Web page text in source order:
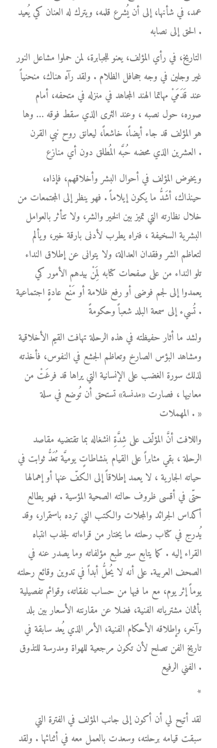
عمد، في شأنها، إلى أن يُشرع قلمه، ويترك له العنان كي يُعيد
الحق إلى نصابه .
التاريخ، في رأي المؤلف، يعنو للجبابرة، لمن حملوا مشاعل النور
غير وجلين في وجه جحافل الظلام . ولقد رآه هناك، منحنياً
عند قَدَمَيْ مهاتما الهند المجاهد في منزله في متحفه، أمام
صوره، حول نصبه ، وعند الثرى الذي سقط فوقه … وها
هو المؤلف قد جاء أيضاً، خاشعاً، ليعانق روح نبي القرن
العشرين الذي محضه حُبَّه المُطلق دون أي منازع .
ويخوض المؤلف في أحوال البشر وأخلاقهم، فإذاه،
حينذاك، أشَدُّ ما يكون إيلاماً . فهو ينظر إلى المجتمعات من
خلال نظارته التي تميز بين الخير والشر، ولا تتأثر بالعوامل
البشرية السخيفة ، فنراه يطرب لأدنى بارقة خير، ويألم
لتعاظم الشر وفقدان العدالة، ولا يتوانى عن إطلاق النداء
تلو النداء من على صفحات كتابه لِمَنْ بيدهم الأمور كي
يعمدوا إلى لجم فوضى أو رفع ظلامة أو مَنْع عادةٍ اجتماعية
تُسيء إلى سمعة البلد شعباً وحكومةً .
ولشد ما أثار حفيظته في هذه الرحلة تهافت القيم الأخلاقية
ومشاهد البؤس الصارخ وتعاظم الجشع في النفوس، فأخذته
لذلك سورة الغضب على الإنسانية التي يراها قد فرغَتْ من
معانيها ، فصارت «مدنسة» تستحق أن تُوضع في سلة
المهملات . »
واللافت أنَّ المؤلّف على شِدَّةِ انشغاله بما تقتضيه مقاصد
الرحلة ، بقي مثابراً على القيام بنشاطاتٍ يوميَّة تُعَدُّ ثوابت في
حياته الجارية ، لا يعمد إطلاقاً إلى الكفّ عنها أو إهمالها
حتّى في أقسى ظروف حالته الصحية المؤسية . فهو يطالع
أكداس الجرائد والمجلات والكتب التي ترده باستمرار، وقد
يُدرج في كتاب رحلته ما يختار من قراءاته لجذب انتباه
القراء إليه . كما يتابع سير طبع مؤلفاته وما يصدر عنه في
الصحف العربية. على أنه لا يُحلُّ أبداً في تدوين وقائع رحلته
يوماً إثر يوم، مع ما فيها من حساب نفقاته، وقوائم تفصيلية
بأثمان مشترياته الفنية، فضلا عن مقارنته الأسعار بين بلد
وآخر، وإطلاقه الأحكام الفنية، الأمر الذي يُعد سابقة في
تاريخ الفن تصلح لأن تكون مرجعية للهواة ومدرسة للتذوق
الفني الرفيع .
*
لقد أتيح لي أن أكون إلى جانب المؤلف في الفترة التي
سبقت قيامه برحلته، وسعدت بالعمل معه في أثنائها . ولقد